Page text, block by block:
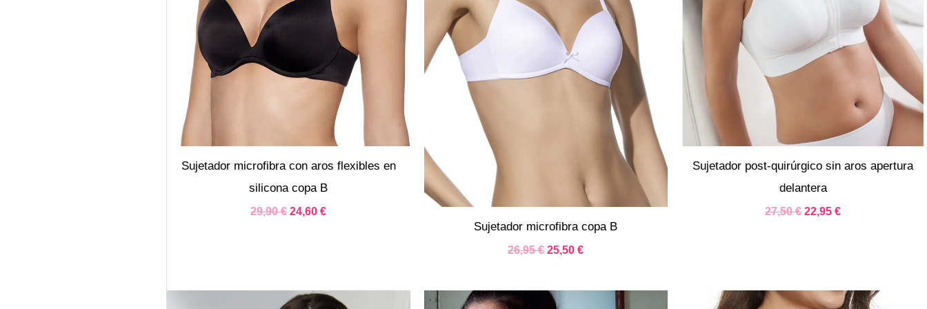
Sujetador microfibra con aros flexibles en
silicona copa B
29,90€ 24,60€
Sujetador microfibra copa B
26,95€ 25,50€
Sujetador post-quirúrgico sin aros apertura
delantera
27,50€ 22,95€
El
El
El
El
El